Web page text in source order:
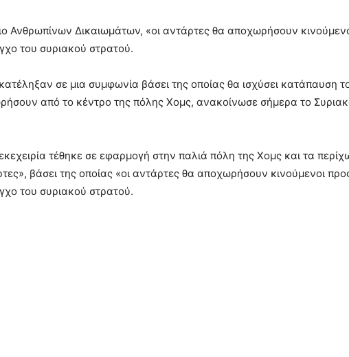
Ανθρωπίνων Δικαιωμάτων, «οι αντάρτες θα αποχωρήσουν
του συριακού στρατού.
σε μια συμφωνία βάσει της οποίας θα ισχύσει κατάπαυση
από το κέντρο της πόλης Χομς, ανακοίνωσε σήμερα το
τέθηκε σε εφαρμογή στην παλιά πόλη της Χομς και τα
βάσει της οποίας «οι αντάρτες θα αποχωρήσουν κινούμενοι
του συριακού στρατού.